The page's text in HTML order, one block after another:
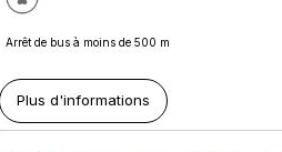
Arrêt de bus à moins de 500 m
Plus d'informations